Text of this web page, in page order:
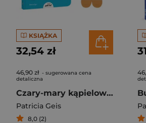
KSIĄŻKA
32,54 zł
46,90 zł - sugerowana cena
detaliczna
Czary-mary kąpielowe hop do wody i gotowe!
Patricia Geis
8,0 (2)